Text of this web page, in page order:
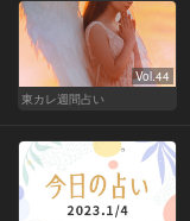
Vol.44
東カレ週間占い